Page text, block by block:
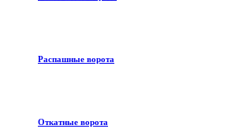
Распашные ворота
Откатные ворота